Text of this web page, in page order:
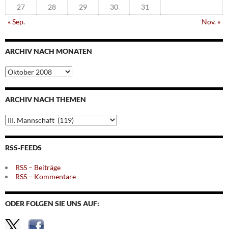
27
28 29 30
31
« Sep.
Nov. »
ARCHIV NACH MONATEN
Archiv
nach
Monaten
ARCHIV NACH THEMEN
Archiv
nach
Themen
RSS-FEEDS
RSS – Beiträge
RSS – Kommentare
ODER FOLGEN SIE UNS AUF: